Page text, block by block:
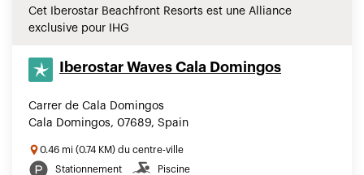
Cet Iberostar Beachfront Resorts est une Alliance
exclusive pour IHG
Iberostar Waves Cala Domingos
Carrer de Cala Domingos
Cala Domingos, 07689, Spain
0.46 mi (0.74 KM) du centre-ville
Stationnement
Piscine